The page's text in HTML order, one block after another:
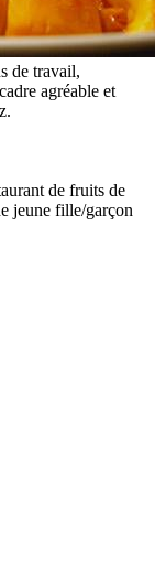
de travail,
agréable et
de fruits de
jeune fille/garçon